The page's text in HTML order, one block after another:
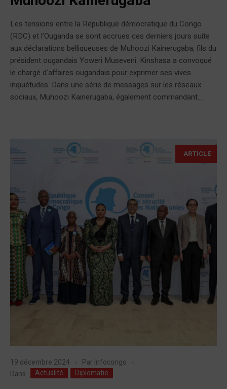
Les tensions entre la République démocratique du Congo
(RDC) et l’Ouganda se sont accrues ces derniers jours suite
aux déclarations belliqueuses de Muhoozi Kainerugaba, fils du
président ougandais Yoweri Museveni. Kinshasa a convoqué
le chargé d’affaires ougandais pour exprimer ses vives
inquiétudes. Dans une série de messages sur les réseaux
sociaux, Muhoozi Kainerugaba, également commandant...
ARTICLE
19 décembre 2024 Par Infocongo
Dans
Actualité Diplomatie